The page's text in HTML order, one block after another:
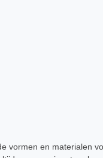
vormen en materialen